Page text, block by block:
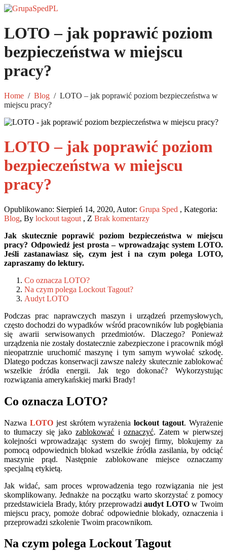
LOTO – jak poprawić poziom
bezpieczeństwa w miejscu
pracy?
Home / Blog / LOTO – jak poprawić poziom bezpieczeństwa w
miejscu pracy?
LOTO – jak poprawić poziom
bezpieczeństwa w miejscu
pracy?
Opublikowano: Sierpień 14, 2020, Autor: Grupa Sped , Kategoria:
Blog, By lockout tagout , Z Brak komentarzy
Jak skutecznie poprawić poziom bezpieczeństwa w miejscu
pracy? Odpowiedź jest prosta – wprowadzając system LOTO.
Jeśli zastanawiasz się, czym jest i na czym polega LOTO,
zapraszamy do lektury.
Co oznacza LOTO?
Na czym polega Lockout Tagout?
Audyt LOTO
Podczas prac naprawczych maszyn i urządzeń przemysłowych,
często dochodzi do wypadków wśród pracowników lub pogłębiania
się awarii serwisowanych przedmiotów. Dlaczego? Ponieważ
urządzenia nie zostały dostatecznie zabezpieczone i pracownik mógł
nieopatrznie uruchomić maszynę i tym samym wywołać szkodę.
Dlatego podczas konserwacji zawsze należy skutecznie zablokować
wszelkie źródła energii. Jak tego dokonać? Wykorzystując
rozwiązania amerykańskiej marki Brady!
Co oznacza LOTO?
Nazwa LOTOjest skrótem wyrażenialockout tagout. Wyrażenie
to tłumaczy się jakozablokować i oznaczyć. Zatem w pierwszej
kolejności wprowadzając system do swojej firmy, blokujemy za
pomocą odpowiednich blokad wszelkie źródła zasilania, by odciąć
maszynie prąd. Następnie zablokowane miejsce oznaczamy
specjalną etykietą.
Jak widać, sam proces wprowadzenia tego rozwiązania nie jest
skomplikowany. Jednakże na początku warto skorzystać z pomocy
przedstawiciela Brady, który przeprowadziaudyt LOTOw Twoim
miejscu pracy, pomoże dobrać odpowiednie blokady, oznaczenia i
przeprowadzi szkolenie Twoim pracownikom.
Na czym polega Lockout Tagout